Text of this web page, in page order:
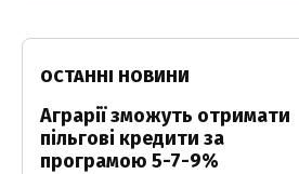
ОСТАННІ НОВИНИ
Аграрії зможуть отримати
пільгові кредити за
програмою 5-7-9%